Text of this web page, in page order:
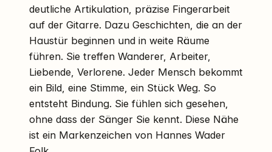
deutliche Artikulation, präzise Fingerarbeit
auf der Gitarre. Dazu Geschichten, die an der
Haustür beginnen und in weite Räume
führen. Sie treffen Wanderer, Arbeiter,
Liebende, Verlorene. Jeder Mensch bekommt
ein Bild, eine Stimme, ein Stück Weg. So
entsteht Bindung. Sie fühlen sich gesehen,
ohne dass der Sänger Sie kennt. Diese Nähe
ist ein Markenzeichen von Hannes Wader